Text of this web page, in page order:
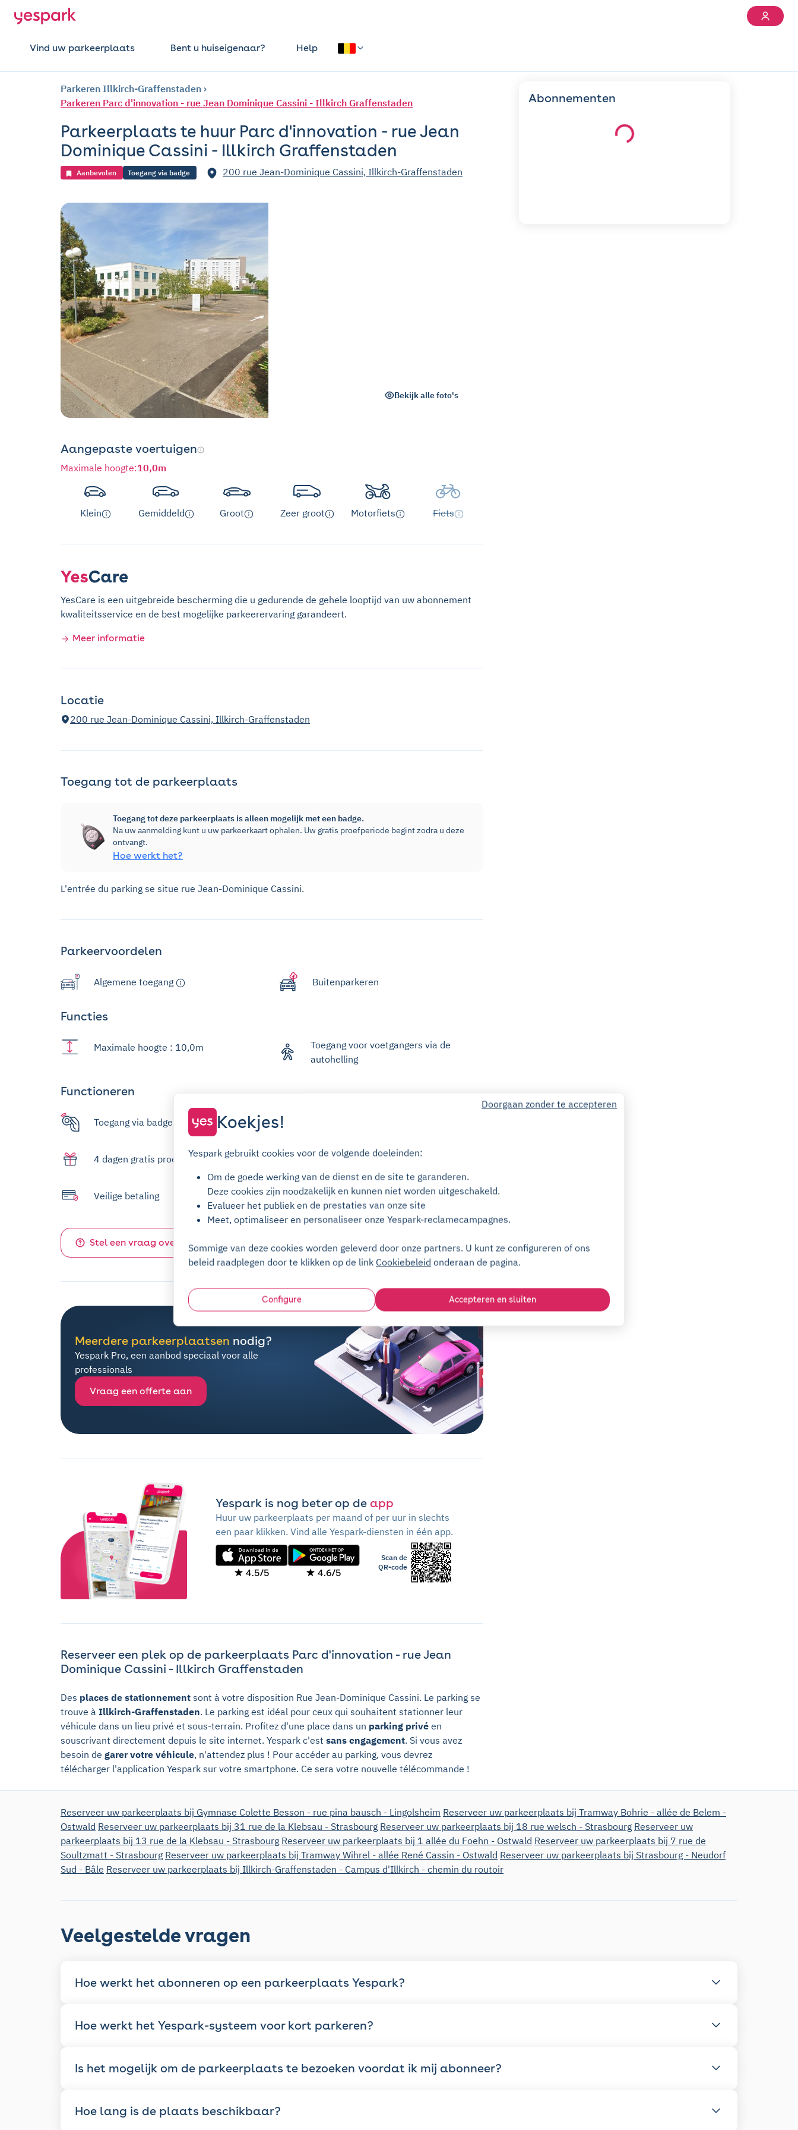
Vind uw parkeerplaats Bent u huiseigenaar? Help
Parkeren Illkirch-Graffenstaden
Parkeren Parc d'innovation - rue Jean Dominique Cassini - Illkirch Graffenstaden
Parkeerplaats te huur Parc d'innovation - rue Jean
Dominique Cassini - Illkirch Graffenstaden
Aanbevolen Toegang via badge 200 rue Jean-Dominique Cassini, Illkirch-Graffenstaden
Bekijk alle foto's
Aangepaste voertuigen
Maximale hoogte:10,0m
Klein Gemiddeld Groot Zeer groot Motorfiets Fiets
YesCare is een uitgebreide bescherming die u gedurende de gehele looptijd van uw abonnement
kwaliteitsservice en de best mogelijke parkeerervaring garandeert.
Meer informatie
Locatie
200 rue Jean-Dominique Cassini, Illkirch-Graffenstaden
Toegang tot de parkeerplaats
Toegang tot deze parkeerplaats is alleen mogelijk met een badge.
Na uw aanmelding kunt u uw parkeerkaart ophalen. Uw gratis proefperiode begint zodra u deze
ontvangt.
Hoe werkt het?
L'entrée du parking se situe rue Jean-Dominique Cassini.
Parkeervoordelen
Algemene toegang Buitenparkeren
Functies
Maximale hoogte : 10,0m
Toegang voor voetgangers via de
autohelling
Functioneren
Toegang via badge
4 dagen gratis proefperiode Geen verplichting
Veilige betaling Geen borg
Stel een vraag over deze parkeerplaats Helpcentrum
Meerdere parkeerplaatsen nodig?
Yespark Pro, een aanbod speciaal voor alle
professionals
Vraag een offerte aan
Yespark is nog beter op de app
Huur uw parkeerplaats per maand of per uur in slechts
een paar klikken. Vind alle Yespark-diensten in één app.
4.5/5 4.6/5
Scan de
QR-code
Reserveer een plek op de parkeerplaats Parc d'innovation - rue Jean
Dominique Cassini - Illkirch Graffenstaden
Des places de stationnement sont à votre disposition Rue Jean-Dominique Cassini. Le parking se
trouve à Illkirch-Graffenstaden. Le parking est idéal pour ceux qui souhaitent stationner leur
véhicule dans un lieu privé et sous-terrain. Profitez d'une place dans un parking privé en
souscrivant directement depuis le site internet. Yespark c'est sans engagement. Si vous avez
besoin de garer votre véhicule, n'attendez plus ! Pour accéder au parking, vous devrez
télécharger l'application Yespark sur votre smartphone. Ce sera votre nouvelle télécommande !
Abonnementen
Reserveer uw parkeerplaats bij Gymnase Colette Besson - rue pina bausch - Lingolsheim Reserveer uw parkeerplaats bij Tramway Bohrie - allée de Belem -
Ostwald Reserveer uw parkeerplaats bij 31 rue de la Klebsau - Strasbourg Reserveer uw parkeerplaats bij 18 rue welsch - Strasbourg Reserveer uw
parkeerplaats bij 13 rue de la Klebsau - Strasbourg Reserveer uw parkeerplaats bij 1 allée du Foehn - Ostwald Reserveer uw parkeerplaats bij 7 rue de
Soultzmatt - Strasbourg Reserveer uw parkeerplaats bij Tramway Wihrel - allée René Cassin - Ostwald Reserveer uw parkeerplaats bij Strasbourg - Neudorf
Sud - Bâle Reserveer uw parkeerplaats bij Illkirch-Graffenstaden - Campus d'Illkirch - chemin du routoir
Veelgestelde vragen
Hoe werkt het abonneren op een parkeerplaats Yespark?
Hoe werkt het Yespark-systeem voor kort parkeren?
Is het mogelijk om de parkeerplaats te bezoeken voordat ik mij abonneer?
Hoe lang is de plaats beschikbaar?
Doorgaan zonder te accepteren
Koekjes!
Yespark gebruikt cookies voor de volgende doeleinden:
Om de goede werking van de dienst en de site te garanderen.
Deze cookies zijn noodzakelijk en kunnen niet worden uitgeschakeld.
Evalueer het publiek en de prestaties van onze site
Meet, optimaliseer en personaliseer onze Yespark-reclamecampagnes.
Sommige van deze cookies worden geleverd door onze partners. U kunt ze configureren of ons
beleid raadplegen door te klikken op de link Cookiebeleid onderaan de pagina.
Configure Accepteren en sluiten